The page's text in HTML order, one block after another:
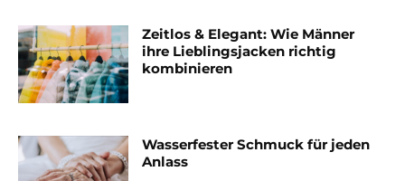
Zeitlos & Elegant: Wie Männer
ihre Lieblingsjacken richtig
kombinieren
Wasserfester Schmuck für jeden
Anlass